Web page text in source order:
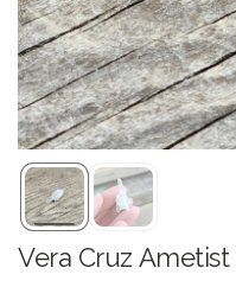
Vera Cruz Ametist